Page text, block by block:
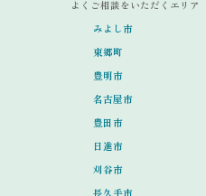
よくご相談をいただくエリア
みよし市
東郷町
豊明市
名古屋市
豊田市
日進市
刈谷市
長久手市